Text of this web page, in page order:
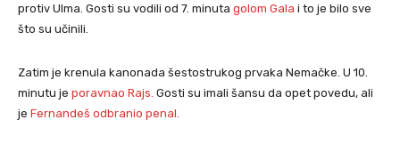
protiv Ulma. Gosti su vodili od 7. minuta golom Gala i to je bilo sve
što su učinili.
Zatim je krenula kanonada šestostrukog prvaka Nemačke. U 10.
minutu je poravnao Rajs. Gosti su imali šansu da opet povedu, ali
je Fernandeš odbranio penal.